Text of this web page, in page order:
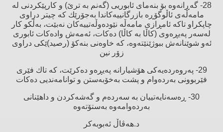
28- گەڕانەوە بۆ بنەمای ئابوریی (گەنم بە ترێ‌) و كارپێكردنی لە
مامەڵەی ئاڵوگۆڕە بازرگانییەكاندا بەجۆرێك كە چیتر دراوی
چاپكراو تاكە ئامڕازی مامەڵە نێودەوڵەتییەكان نەبێت، بەڵكو كار
لەسەر پەیڕەوی (كاڵا بە كاڵا) دەكات، ئەمەش وادەكات ئابوری
ئەو شوێنانەش ببوژێنێتەوە، كە خاوەنی بنەكۆ (رصید)ێكی دراوی
زۆر نین
29- پەروەردەیەكی هۆشیارانە پەیڕەو دەكرێت، كە تاك فێری
فێربوونی بەردەوام و پشت بەخۆبەستن و توانامەندیی دەكات
30- ڕەسەنایەتییان بە سەردەم و گەشەكردن و داهێنانی
بەردەوامەوە بەستۆتەوە
د.هەڤاڵ ئەبوبەكر